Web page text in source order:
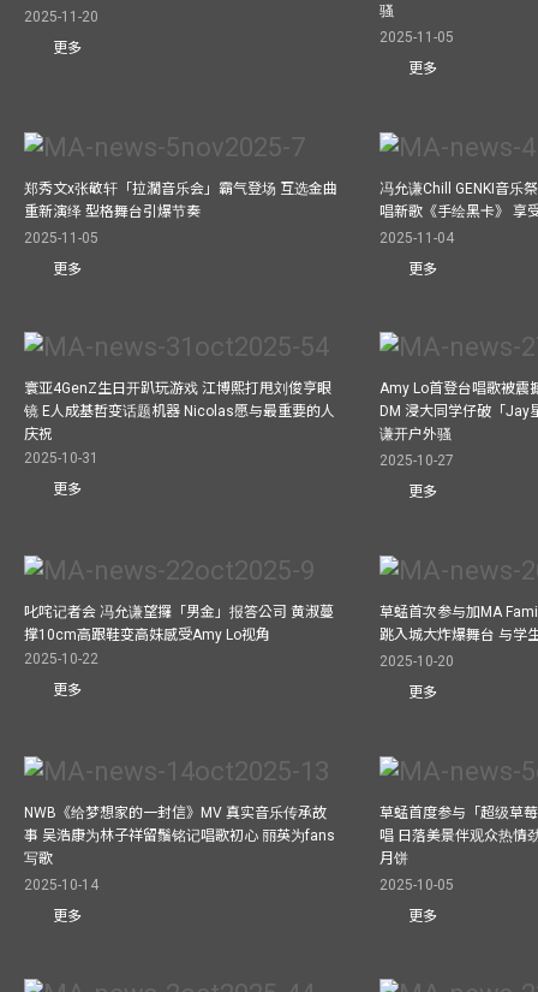
2025-11-20
更多
骚
2025-11-05
更多
郑秀文x张敬轩「拉濶音乐会」霸气登场 互选金曲
重新演绎 型格舞台引爆节奏
2025-11-05
更多
冯允谦Chill GENKI音乐
唱新歌《手绘黑卡》 享
2025-11-04
更多
寰亚4GenZ生日开趴玩游戏 江博熙打甩刘俊亨眼
镜 E人成基哲变话题机器 Nicolas愿与最重要的人
庆祝
2025-10-31
更多
Amy Lo首登台唱歌被震
DM 浸大同学仔破「Jay
谦开户外骚
2025-10-27
更多
叱咤记者会 冯允谦望攞「男金」报答公司 黄淑蔓
撑10cm高跟鞋变高妹感受Amy Lo视角
2025-10-22
更多
草蜢首次参与加MA
跳入城大炸爆舞台 与学
2025-10-20
更多
NWB《给梦想家的一封信》MV 真实音乐传承故
事 吴浩康为林子祥留鬚铭记唱歌初心 丽英为fans
写歌
2025-10-14
更多
草蜢首度参与「超级草
唱 日落美景伴观众热情
月饼
2025-10-05
更多